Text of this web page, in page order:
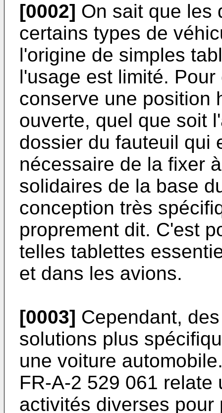
[0002] On sait que les
certains types de
l'origine de simples
l'usage est limité.
conserve une position
ouverte, quel que soit
dossier du fauteuil qui
nécessaire de la fixer
solidaires de la base
conception très
proprement dit. C'est
telles tablettes
et dans les avions.
[0003] Cependant,
solutions plus
une voiture
FR-A-2 529 061
activités diverses